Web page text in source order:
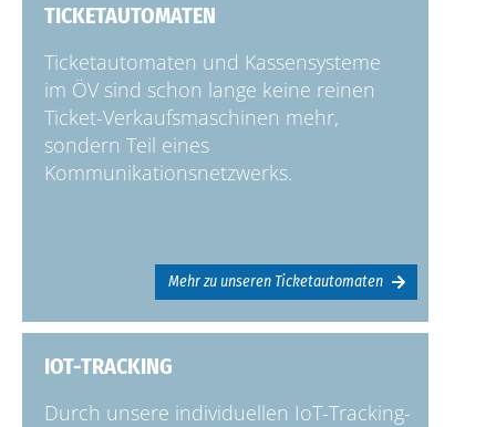
TICKETAUTOMATEN
Ticketautomaten und Kassensysteme
im ÖV sind schon lange keine reinen
Ticket-Verkaufsmaschinen mehr,
sondern Teil eines
Kommunikationsnetzwerks.
Mehr zu unseren Ticketautomaten
IOT-TRACKING
Durch unsere individuellen IoT-Tracking-